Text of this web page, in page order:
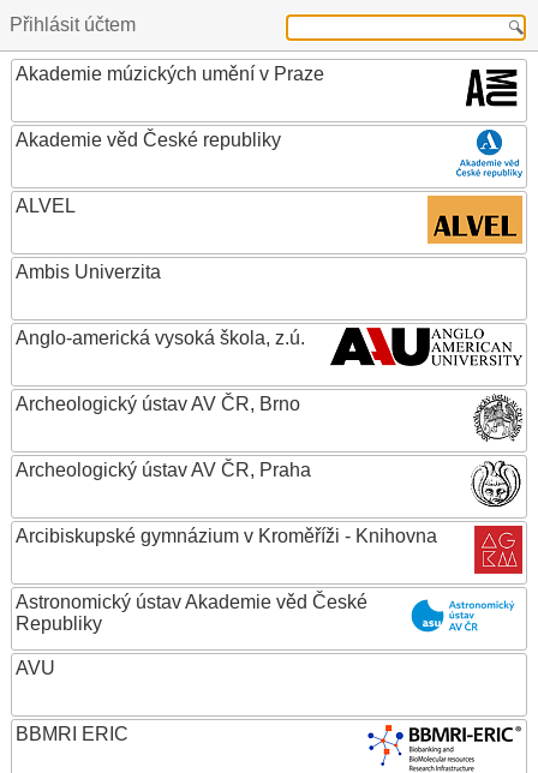
Přihlásit účtem
Akademie múzických umění v Praze
Akademie věd České republiky
ALVEL
Ambis Univerzita
Anglo-americká vysoká škola, z.ú.
Archeologický ústav AV ČR, Brno
Archeologický ústav AV ČR, Praha
Arcibiskupské gymnázium v Kroměříži - Knihovna
Astronomický ústav Akademie věd České
Republiky
AVU
BBMRI ERIC